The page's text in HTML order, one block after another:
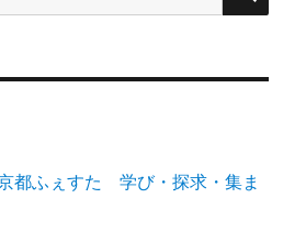
都ふぇすた 学び・探求・集ま